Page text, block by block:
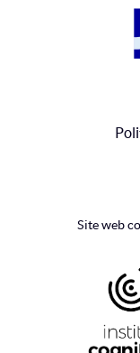
Site web